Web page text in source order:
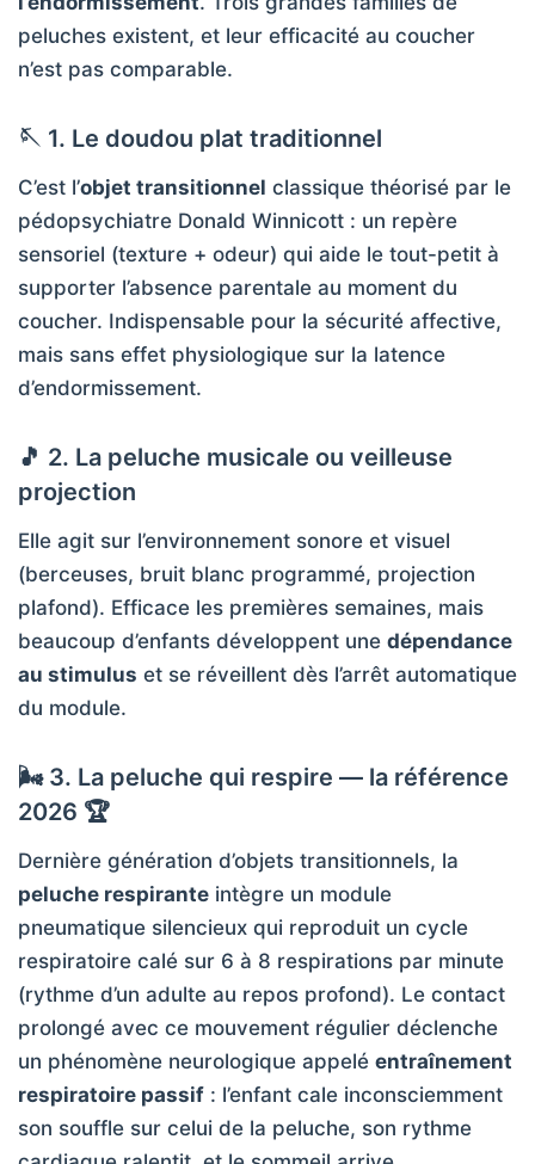
peluches existent, et leur efficacité au coucher
n’est pas comparable.
🪡 1. Le doudou plat traditionnel
C’est l’objet transitionnel classique théorisé par le
pédopsychiatre Donald Winnicott : un repère
sensoriel (texture + odeur) qui aide le tout-petit à
supporter l’absence parentale au moment du
coucher. Indispensable pour la sécurité affective,
mais sans effet physiologique sur la latence
d’endormissement.
🎵 2. La peluche musicale ou veilleuse
projection
Elle agit sur l’environnement sonore et visuel
(berceuses, bruit blanc programmé, projection
plafond). Efficace les premières semaines, mais
beaucoup d’enfants développent une dépendance
au stimulus et se réveillent dès l’arrêt automatique
du module.
🌬️ 3. La peluche qui respire — la référence
2026 🏆
Dernière génération d’objets transitionnels, la
peluche respirante intègre un module
pneumatique silencieux qui reproduit un cycle
respiratoire calé sur 6 à 8 respirations par minute
(rythme d’un adulte au repos profond). Le contact
prolongé avec ce mouvement régulier déclenche
un phénomène neurologique appelé entraînement
respiratoire passif : l’enfant cale inconsciemment
son souffle sur celui de la peluche, son rythme